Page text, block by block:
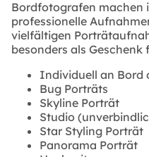
Bordfotografen machen
professionelle
vielfältigen
besonders als
Individuell an Bord
Bug Porträts
Skyline Porträt
Studio
Star Styling Porträt
Panorama Porträt